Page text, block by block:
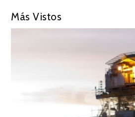
Más Vistos